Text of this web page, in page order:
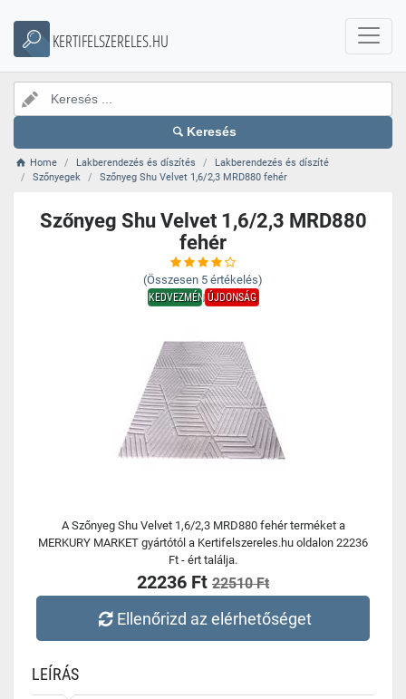
KERTIFELSZERELES.HU
Keresés
Home Lakberendezés és díszítés
Lakberendezés és díszíté
Szőnyegek
Szőnyeg Shu Velvet 1,6/2,3 MRD880 fehér
Szőnyeg Shu Velvet 1,6/2,3 MRD880
fehér
(Összesen 5 értékelés)
KEDVEZMÉNYÚJDONSÁG
A Szőnyeg Shu Velvet 1,6/2,3 MRD880 fehér terméket a
MERKURY MARKET gyártótól a Kertifelszereles.hu oldalon 22236
Ft - ért találja.
22236 Ft 22510 Ft
Ellenőrizd az elérhetőséget
LEÍRÁS